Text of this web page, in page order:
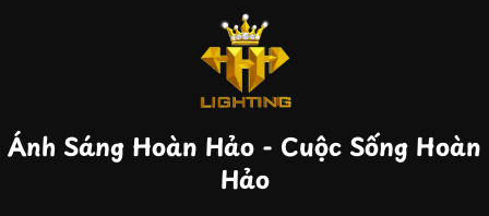
Ánh Sáng Hoàn Hảo - Cuộc Sống Hoàn
Hảo